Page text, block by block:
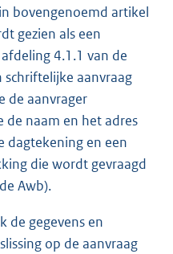
bovengenoemd artikel
gezien als een
4.1.1 van de
schriftelijke aanvraag
de aanvrager
naam en het adres
dagtekening en een
die wordt gevraagd
Awb).
de gegevens en
op de aanvraag